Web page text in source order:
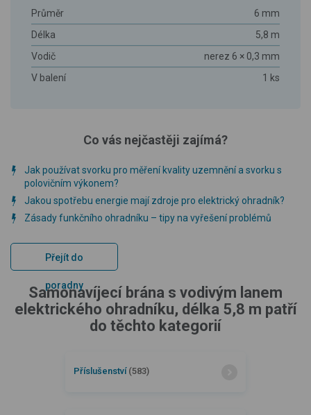
Průměr
6 mm
Délka
5,8 m
Vodič
nerez 6 × 0,3 mm
V balení
1 ks
Co vás nejčastěji zajímá?
Jak používat svorku pro měření kvality uzemnění a svorku s
polovičním výkonem?
Jakou spotřebu energie mají zdroje pro elektrický ohradník?
Zásady funkčního ohradníku – tipy na vyřešení problémů
Přejít do
poradny
Samonavíjecí brána s vodivým lanem
elektrického ohradníku, délka 5,8 m patří
do těchto kategorií
Příslušenství (583)